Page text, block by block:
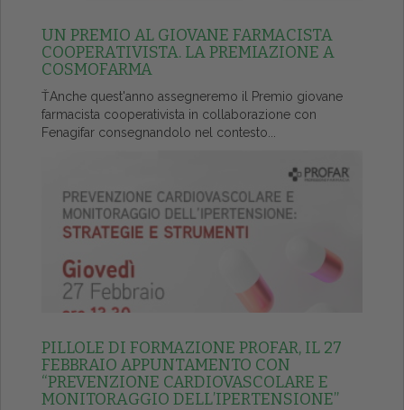
UN PREMIO AL GIOVANE FARMACISTA
COOPERATIVISTA. LA PREMIAZIONE A
COSMOFARMA
ŤAnche quest'anno assegneremo il Premio giovane
farmacista cooperativista in collaborazione con
Fenagifar consegnandolo nel contesto...
PILLOLE DI FORMAZIONE PROFAR, IL 27
FEBBRAIO APPUNTAMENTO CON
“PREVENZIONE CARDIOVASCOLARE E
MONITORAGGIO DELL’IPERTENSIONE”